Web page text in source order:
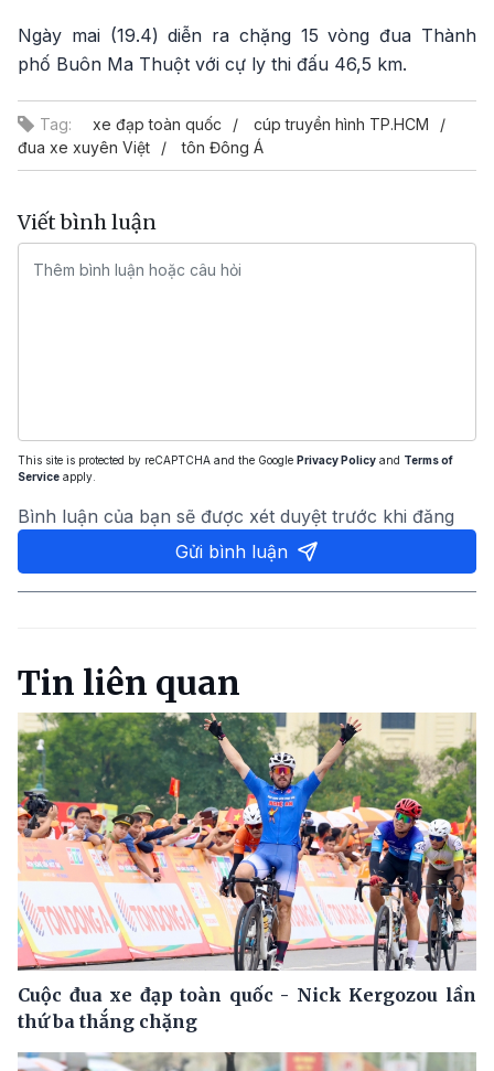
Ngày mai (19.4) diễn ra chặng 15 vòng đua Thành
phố Buôn Ma Thuột với cự ly thi đấu 46,5 km.
Tag: xe đạp toàn quốc
cúp truyền hình TP.HCM
đua xe xuyên Việt
tôn Đông Á
Viết bình luận
This site is protected by reCAPTCHA and the Google Privacy Policy and Terms of
Service apply.
Bình luận của bạn sẽ được xét duyệt trước khi đăng
Gửi bình luận
Tin liên quan
Cuộc đua xe đạp toàn quốc - Nick Kergozou lần
thứ ba thắng chặng